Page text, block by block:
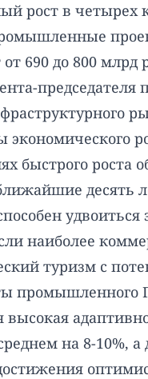
рост в
690 до 800
быстрого
десять
наиболее
туризм с
промышленного
высокая
на 8-10%,